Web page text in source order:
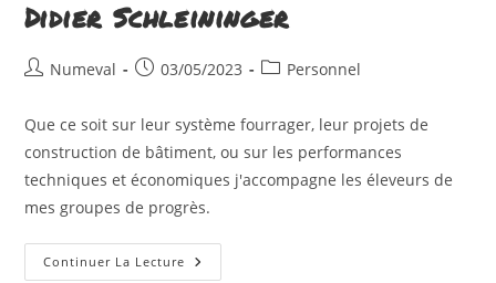
Didier Schleininger
Auteur/autrice
publication :
Numeval
Publication
03/05/2023
PostPersonnel
Que ce soit sur leur système fourrager, leur projets de
construction de bâtiment, ou sur les performances
techniques et économiques j'accompagne les éleveurs de
mes groupes de progrès.
Continuer La Lecture Didier
Schleininger